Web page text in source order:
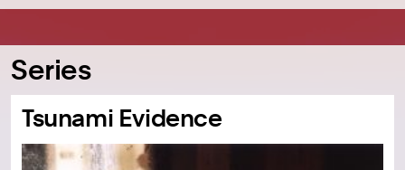
Series
Tsunami Evidence